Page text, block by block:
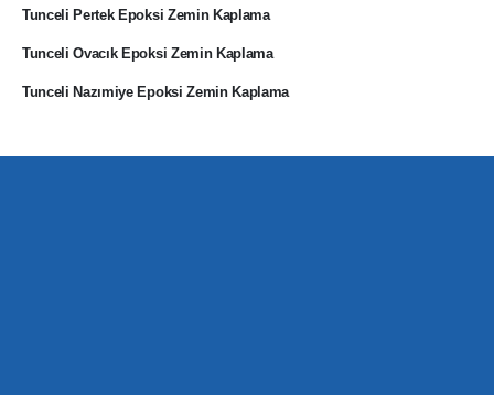
Tunceli Pertek Epoksi Zemin Kaplama
Tunceli Ovacık Epoksi Zemin Kaplama
Tunceli Nazımiye Epoksi Zemin Kaplama